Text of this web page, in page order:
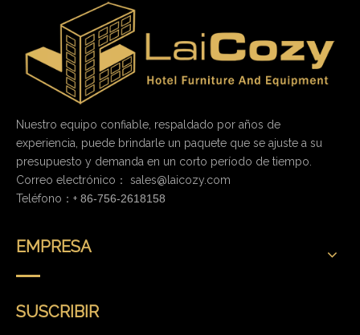
Nuestro equipo confiable, respaldado por años de
experiencia, puede brindarle un paquete que se ajuste a su
presupuesto y demanda en un corto período de tiempo.
Correo electrónico： sales@laicozy.com
Teléfono：+ 86-756-2618158
EMPRESA
SUSCRIBIR